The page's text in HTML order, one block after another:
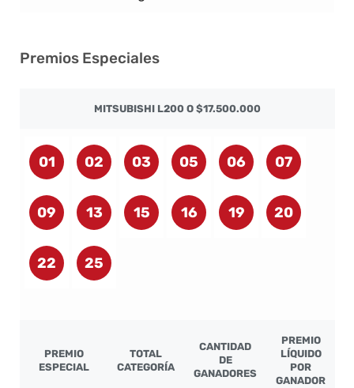
Premios Especiales
MITSUBISHI L200 O $17.500.000
01 02 03 05 06 07
09 13 15 16 19 20
22 25
PREMIO
ESPECIAL
TOTAL
CATEGORÍA
CANTIDAD
DE
GANADORES
PREMIO
LÍQUIDO
POR
GANADOR